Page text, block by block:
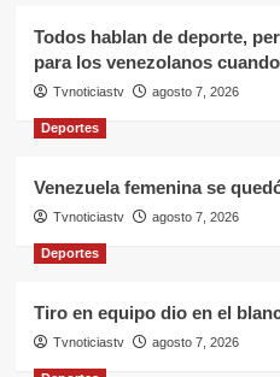
Todos hablan de deporte,
para los venezolanos
Tvnoticiastv agosto 7, 2026
Deportes
Venezuela femenina se
Tvnoticiastv agosto 7, 2026
Deportes
Tiro en equipo dio en el
Tvnoticiastv agosto 7, 2026